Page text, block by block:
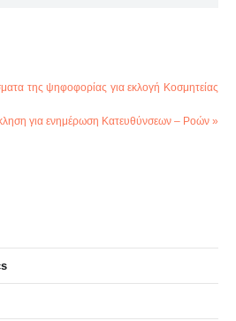
της ψηφοφορίας για εκλογή Κοσμητείας
για ενημέρωση Κατευθύνσεων – Ροών »